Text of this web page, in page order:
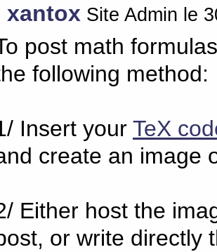
xantox Site Admin le
post math
following method:
Insert your TeX
create an image
Either host the
or write directly